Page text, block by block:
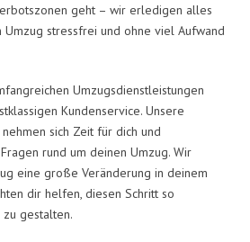
geht – wir erledigen alles
stressfrei und ohne viel Aufwand
Umzugsdienstleistungen
Kundenservice. Unsere
sich Zeit für dich und
rund um deinen Umzug. Wir
eine große Veränderung in deinem
dir helfen, diesen Schritt so
gestalten.